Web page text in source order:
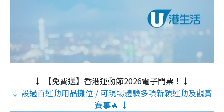
↓ 【免費送】香港運動節2026電子門票！↓
↓ 設過百運動用品攤位 / 可現場體驗多項新穎運動及觀賞
賽事🔥 ↓